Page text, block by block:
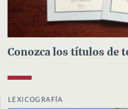
Conozca los títulos de
LEXICOGRAFÍA